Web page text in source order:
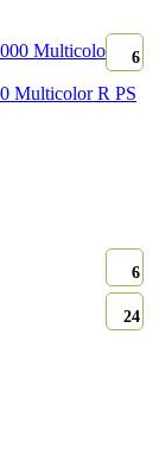
6
Multicolor R PS
6
24